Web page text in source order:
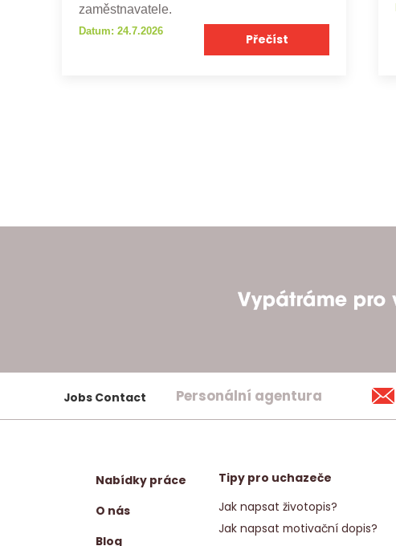
zaměstnavatele.
Datum: 24.7.2026
Přečíst
Jobs Contact Personální agentura
Nabídky práce
O nás
Blog
Tipy pro uchazeče
Jak napsat životopis?
Jak napsat motivační dopis?